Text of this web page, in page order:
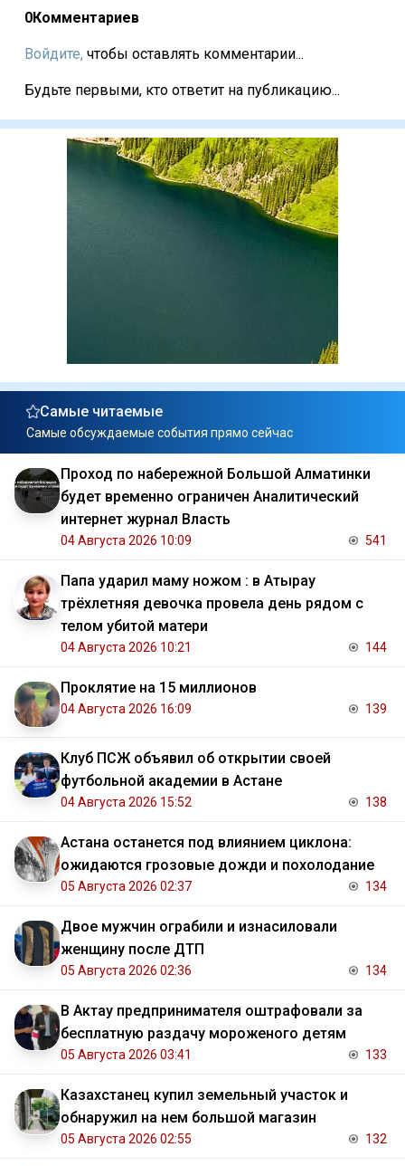
0Комментариев
Войдите, чтобы оставлять комментарии...
Будьте первыми, кто ответит на публикацию...
Самые читаемые
Самые обсуждаемые события прямо сейчас
Проход по набережной Большой Алматинки
будет временно ограничен Аналитический
интернет журнал Власть
04 Августа 2026 10:09 541
Папа ударил маму ножом : в Атырау
трёхлетняя девочка провела день рядом с
телом убитой матери
04 Августа 2026 10:21 144
Проклятие на 15 миллионов
04 Августа 2026 16:09 139
Клуб ПСЖ объявил об открытии своей
футбольной академии в Астане
04 Августа 2026 15:52 138
Астана останется под влиянием циклона:
ожидаются грозовые дожди и похолодание
05 Августа 2026 02:37 134
Двое мужчин ограбили и изнасиловали
женщину после ДТП
05 Августа 2026 02:36 134
В Актау предпринимателя оштрафовали за
бесплатную раздачу мороженого детям
05 Августа 2026 03:41 133
Казахстанец купил земельный участок и
обнаружил на нем большой магазин
05 Августа 2026 02:55 132